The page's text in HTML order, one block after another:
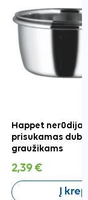
Happet
prisukamas
graužikams
2,39 €
Į